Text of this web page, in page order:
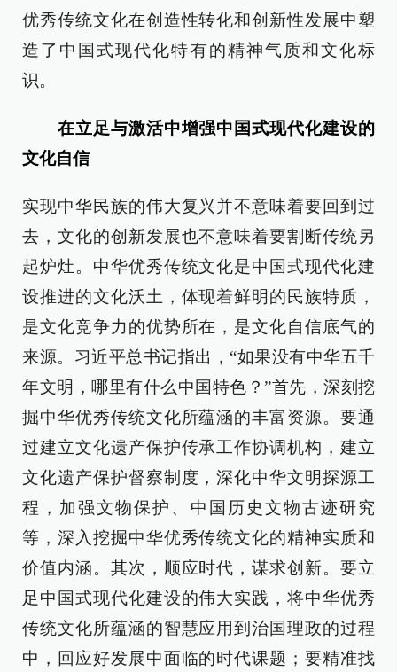
优秀传统文化在创造性转化和创新性发展中塑
造了中国式现代化特有的精神气质和文化标
识。
在立足与激活中增强中国式现代化建设的
文化自信
实现中华民族的伟大复兴并不意味着要回到过
去，文化的创新发展也不意味着要割断传统另
起炉灶。中华优秀传统文化是中国式现代化建
设推进的文化沃土，体现着鲜明的民族特质，
是文化竞争力的优势所在，是文化自信底气的
来源。习近平总书记指出，“如果没有中华五千
年文明，哪里有什么中国特色？”首先，深刻挖
掘中华优秀传统文化所蕴涵的丰富资源。要通
过建立文化遗产保护传承工作协调机构，建立
文化遗产保护督察制度，深化中华文明探源工
程，加强文物保护、中国历史文物古迹研究
等，深入挖掘中华优秀传统文化的精神实质和
价值内涵。其次，顺应时代，谋求创新。要立
足中国式现代化建设的伟大实践，将中华优秀
传统文化所蕴涵的智慧应用到治国理政的过程
中，回应好发展中面临的时代课题；要精准找